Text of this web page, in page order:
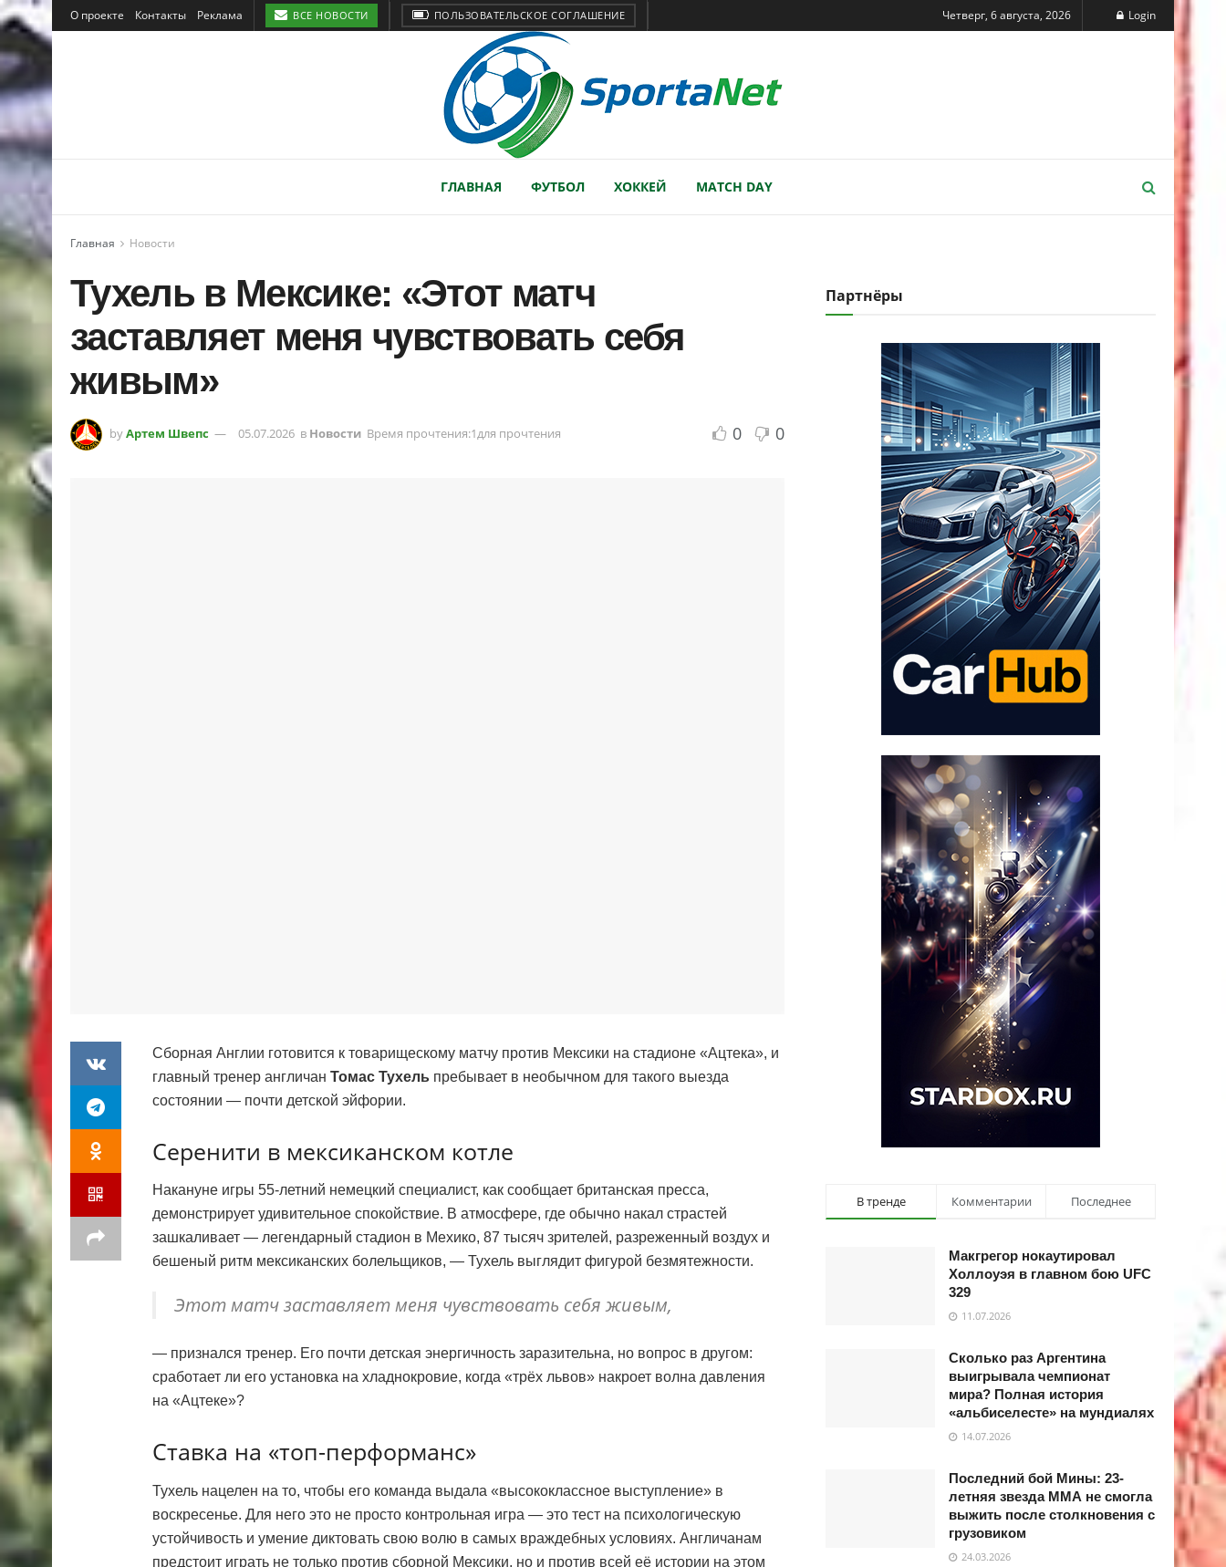
О проекте Контакты Реклама ВСЕ НОВОСТИ ПОЛЬЗОВАТЕЛЬСКОЕ СОГЛАШЕНИЕ Четверг, 6 августа, 2026 Login
ГЛАВНАЯ ФУТБОЛ ХОККЕЙ MATCH DAY
Главная Новости
Тухель в Мексике: «Этот матч
заставляет меня чувствовать себя
живым»
byАртем Швепс 05.07.2026 в Новости Время прочтения:1для прочтения 0 0
Сборная Англии готовится к товарищескому матчу против Мексики на стадионе «Ацтека», и
главный тренер англичан Томас Тухель пребывает в необычном для такого выезда
состоянии — почти детской эйфории.
Серенити в мексиканском котле
Накануне игры 55-летний немецкий специалист, как сообщает британская пресса,
демонстрирует удивительное спокойствие. В атмосфере, где обычно накал страстей
зашкаливает — легендарный стадион в Мехико, 87 тысяч зрителей, разреженный воздух и
бешеный ритм мексиканских болельщиков, — Тухель выглядит фигурой безмятежности.
Этот матч заставляет меня чувствовать себя живым,
— признался тренер. Его почти детская энергичность заразительна, но вопрос в другом:
сработает ли его установка на хладнокровие, когда «трёх львов» накроет волна давления
на «Ацтеке»?
Ставка на «топ-перформанс»
Тухель нацелен на то, чтобы его команда выдала «высококлассное выступление» в
воскресенье. Для него это не просто контрольная игра — это тест на психологическую
устойчивость и умение диктовать свою волю в самых враждебных условиях. Англичанам
предстоит играть не только против сборной Мексики, но и против всей её истории на этом
Партнёры
В тренде Комментарии Последнее
Макгрегор нокаутировал
Холлоуэя в главном бою UFC
329
11.07.2026
Сколько раз Аргентина
выигрывала чемпионат
мира? Полная история
«альбиселесте» на мундиалях
14.07.2026
Последний бой Мины: 23-
летняя звезда ММА не смогла
выжить после столкновения с
грузовиком
24.03.2026